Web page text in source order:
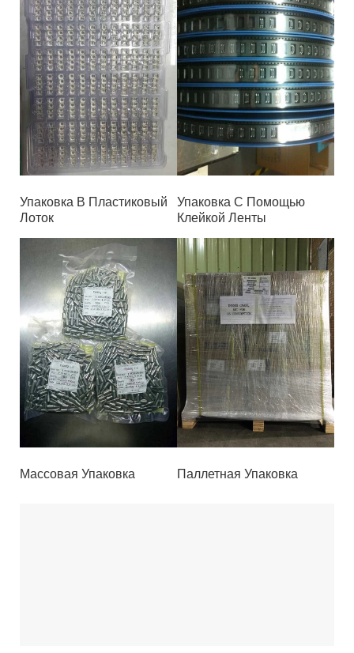
Упаковка В Пластиковый
Лоток
Упаковка С Помощью
Клейкой Ленты
Массовая Упаковка Паллетная Упаковка